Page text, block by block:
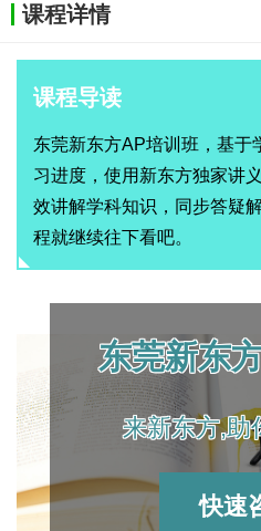
课程详情
课程导读
东莞新东方AP培训班，基于
习进度，使用新东方独家讲
效讲解学科知识，同步答疑
程就继续往下看吧。
东莞新东
来新东方,助
快速